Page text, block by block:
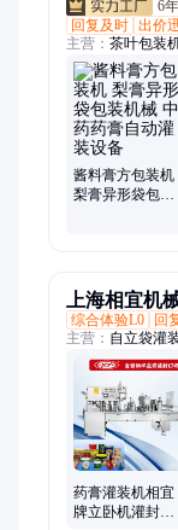
6年
回复及时 出价
主营： 茶叶包装
装机、粉末包装
维包装机、化妆
机、花茶包装机
机、日用品包装
装机、酱料包装
酱料膏方包装机
梨膏异形袋包装
上海相宜机
综合体验L0
回
主营： 自立袋灌
药膏灌装机相宜
牌立卧机灌封速